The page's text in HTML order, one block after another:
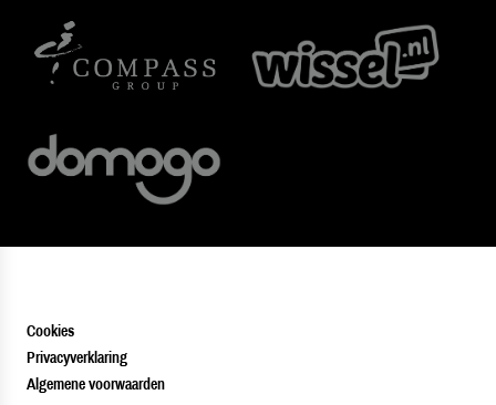
Cookies
Privacyverklaring
Algemene voorwaarden